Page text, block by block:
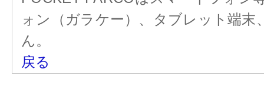
ォン（ガラケー）、タブレット端
ん。
戻る